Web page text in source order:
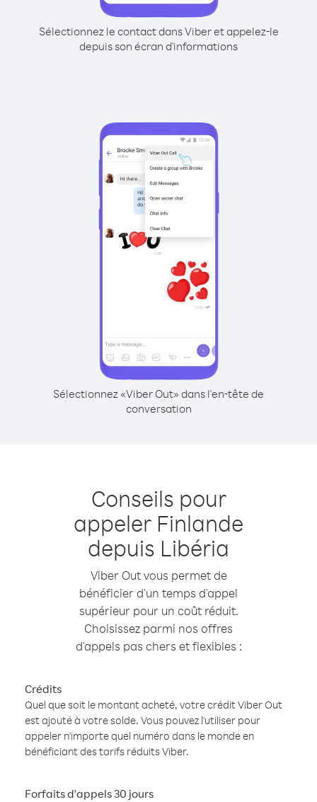
Sélectionnez le contact dans Viber et appelez-le
depuis son écran d'informations
Sélectionnez «Viber Out» dans l'en-tête de
conversation
Conseils pour
appeler Finlande
depuis Libéria
Viber Out vous permet de
bénéficier d'un temps d'appel
supérieur pour un coût réduit.
Choisissez parmi nos offres
d'appels pas chers et flexibles :
Crédits
Quel que soit le montant acheté, votre crédit Viber Out
est ajouté à votre solde. Vous pouvez l'utiliser pour
appeler n'importe quel numéro dans le monde en
bénéficiant des tarifs réduits Viber.
Forfaits d'appels 30 jours